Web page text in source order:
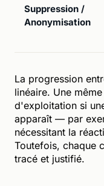
Suppression /
Anonymisation
La progression
linéaire. Une
d'exploitation si
apparaît — par
nécessitant la
Toutefois, chaque
tracé et justifié.